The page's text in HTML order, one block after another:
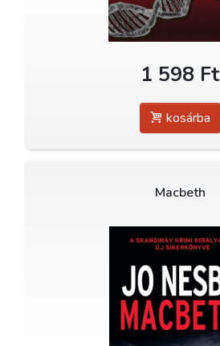
1 598 Ft
kosárba
Macbeth